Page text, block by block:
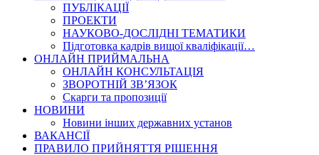
ПУБЛІКАЦІЇ
ПРОЕКТИ
НАУКОВО-ДОСЛІДНІ ТЕМАТИКИ
Підготовка кадрів вищої кваліфікації…
ОНЛАЙН ПРИЙМАЛЬНА
ОНЛАЙН КОНСУЛЬТАЦІЯ
ЗВОРОТНІЙ ЗВ’ЯЗОК
Скарги та пропозиції
НОВИНИ
Новини інших державних установ
ВАКАНСІЇ
ПРАВИЛО ПРИЙНЯТТЯ РІШЕННЯ